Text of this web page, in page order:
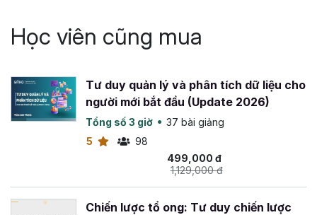
Học viên cũng mua
Tư duy quản lý và phân tích dữ liệu cho
người mới bắt đầu (Update 2026)
Tổng số 3 giờ
37 bài giảng
5
98
499,000 đ
1,129,000 đ
Chiến lược tổ ong: Tư duy chiến lược